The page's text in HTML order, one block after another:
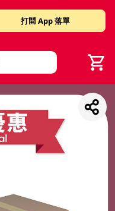
打開 App 落單